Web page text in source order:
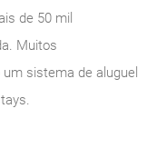
de 50 mil
Muitos
sistema de aluguel